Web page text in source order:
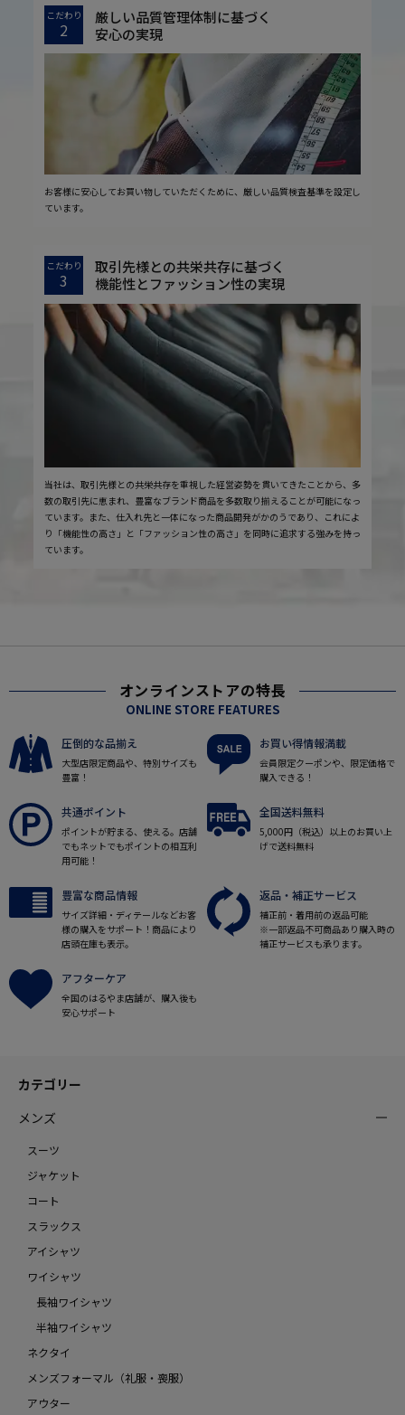
こだわり
2
厳しい品質管理体制に基づく
安心の実現
お客様に安心してお買い物していただくために、厳しい品質検査基準を設定し
ています。
こだわり
3
取引先様との共栄共存に基づく
機能性とファッション性の実現
当社は、取引先様との共栄共存を重視した経営姿勢を貫いてきたことから、多
数の取引先に恵まれ、豊富なブランド商品を多数取り揃えることが可能になっ
ています。また、仕入れ先と一体になった商品開発がかのうであり、これによ
り「機能性の高さ」と「ファッション性の高さ」を同時に追求する強みを持っ
ています。
オンラインストアの特長
ONLINE STORE FEATURES
圧倒的な品揃え
大型店限定商品や、特別サイズも
豊富！
お買い得情報満載
会員限定クーポンや、限定価格で
購入できる！
共通ポイント
ポイントが貯まる、使える。店舗
でもネットでもポイントの相互利
用可能！
全国送料無料
5,000円（税込）以上のお買い上
げで送料無料
豊富な商品情報
サイズ詳細・ディテールなどお客
様の購入をサポート！商品により
店頭在庫も表示。
返品・補正サービス
補正前・着用前の返品可能
※一部返品不可商品あり購入時の
補正サービスも承ります。
アフターケア
全国のはるやま店舗が、購入後も
安心サポート
カテゴリー
メンズ
スーツ
ジャケット
コート
スラックス
アイシャツ
ワイシャツ
長袖ワイシャツ
半袖ワイシャツ
ネクタイ
メンズフォーマル（礼服・喪服）
アウター